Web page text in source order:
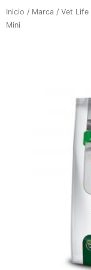
Inicio / Marca / Vet Life
Mini